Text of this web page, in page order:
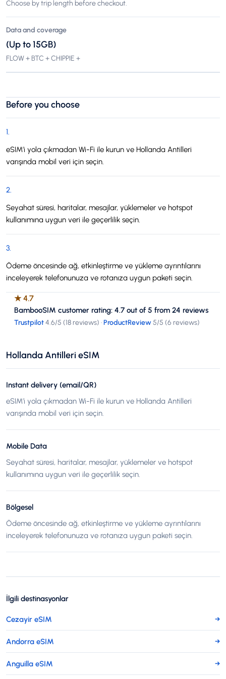
Choose by trip length before checkout.
Data and coverage
(Up to 15GB)
FLOW + BTC + CHIPPIE +
Before you choose
1.
eSIM’i yola çıkmadan Wi-Fi ile kurun ve Hollanda Antilleri
varışında mobil veri için seçin.
2.
Seyahat süresi, haritalar, mesajlar, yüklemeler ve hotspot
kullanımına uygun veri ile geçerlilik seçin.
3.
Ödeme öncesinde ağ, etkinleştirme ve yükleme ayrıntılarını
inceleyerek telefonunuza ve rotanıza uygun paketi seçin.
★4.7
BambooSIM customer rating: 4.7 out of 5 from 24 reviews
Trustpilot4.6/5 (18 reviews) ·ProductReview5/5 (6 reviews)
Hollanda Antilleri eSIM
Instant delivery (email/QR)
eSIM’i yola çıkmadan Wi-Fi ile kurun ve Hollanda Antilleri
varışında mobil veri için seçin.
Mobile Data
Seyahat süresi, haritalar, mesajlar, yüklemeler ve hotspot
kullanımına uygun veri ile geçerlilik seçin.
Bölgesel
Ödeme öncesinde ağ, etkinleştirme ve yükleme ayrıntılarını
inceleyerek telefonunuza ve rotanıza uygun paketi seçin.
İlgili destinasyonlar
Cezayir eSIM →
Andorra eSIM →
Anguilla eSIM →